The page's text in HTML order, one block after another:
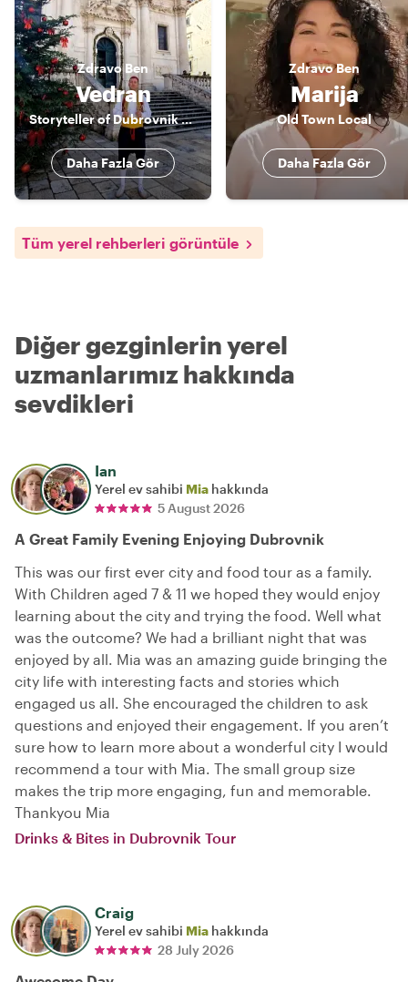
Zdravo Ben
Vedran
Storyteller of Dubrovnik and more
Daha Fazla Gör
ZdravoBen
Marija
Old Town Local
Daha Fazla Gör
Tüm yerel rehberleri görüntüle
Diğer gezginlerin yerel
uzmanlarımız hakkında
sevdikleri
Ian
Yerel ev sahibi Mia hakkında
5 August 2026
A Great Family Evening Enjoying Dubrovnik
This was our first ever city and food tour as a family.
With Children aged 7 & 11 we hoped they would enjoy
learning about the city and trying the food. Well what
was the outcome? We had a brilliant night that was
enjoyed by all. Mia was an amazing guide bringing the
city life with interesting facts and stories which
engaged us all. She encouraged the children to ask
questions and enjoyed their engagement. If you aren’t
sure how to learn more about a wonderful city I would
recommend a tour with Mia. The small group size
makes the trip more engaging, fun and memorable.
Thankyou Mia
Drinks & Bites in Dubrovnik Tour
Craig
Yerel ev sahibi Mia hakkında
28 July 2026